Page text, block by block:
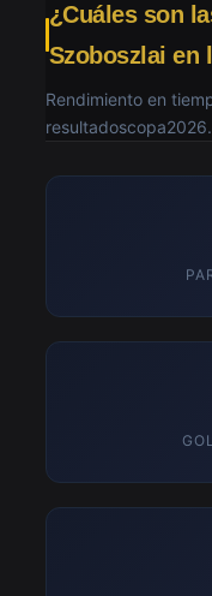
¿Cuáles son
Szoboszlai en
Rendimiento en